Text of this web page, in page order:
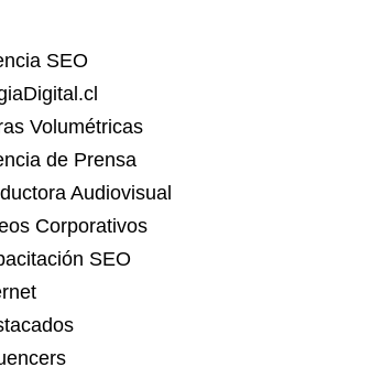
SEO
Volumétricas
de Prensa
Audiovisual
Corporativos
SEO